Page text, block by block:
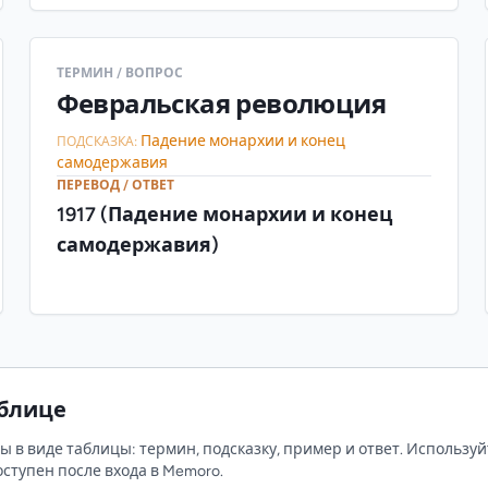
ТЕРМИН / ВОПРОС
Февральская революция
ПОДСКАЗКА:Падение монархии и конец
самодержавия
ПЕРЕВОД / ОТВЕТ
1917 (Падение монархии и конец
самодержавия)
виде таблицы: термин, подсказку, пример и ответ.
после входа в Memoro.